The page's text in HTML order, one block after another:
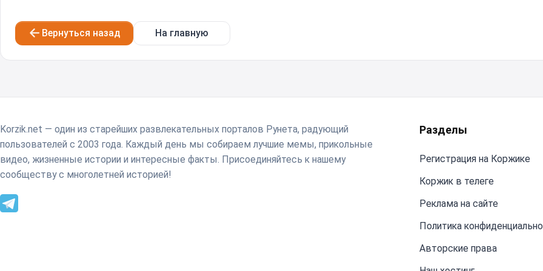
Вернуться назад На главную
Korzik.net — один из старейших развлекательных порталов Рунета, радующий
пользователей с 2003 года. Каждый день мы собираем лучшие мемы, прикольные
видео, жизненные истории и интересные факты. Присоединяйтесь к нашему
сообществу с многолетней историей!
Разделы
Регистрация на Коржике
Коржик в телеге
Реклама на сайте
Политика
Авторские права